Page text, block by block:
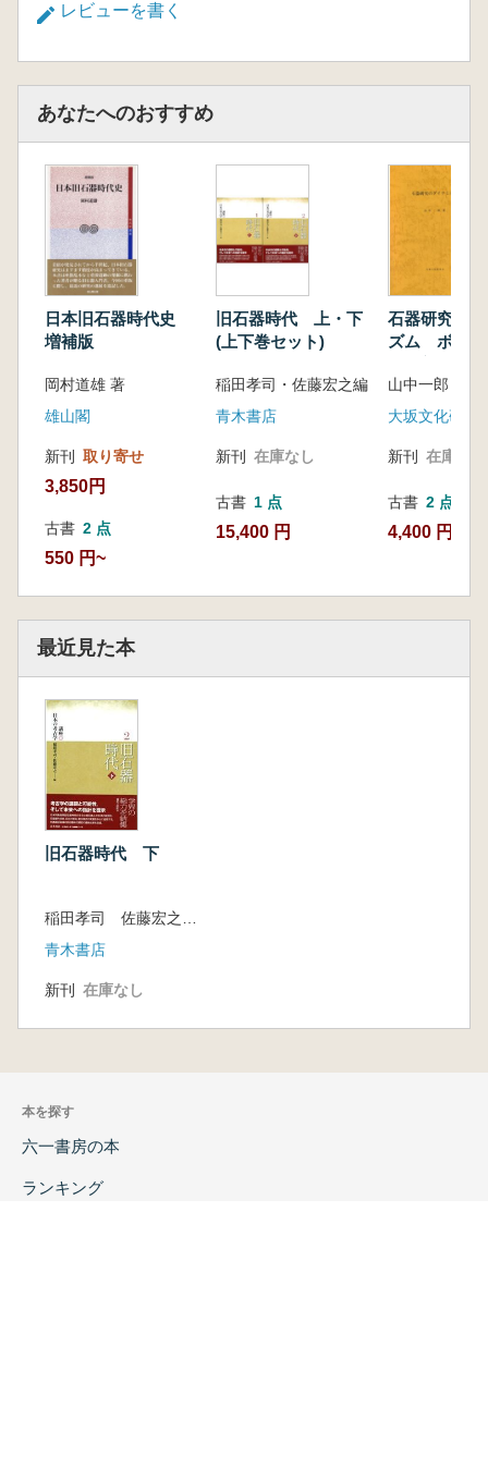
レビューを書く
あなたへのおすすめ
日本旧石器時代史
増補版
岡村道雄 著
雄山閣
新刊 取り寄せ
3,850円
古書 2 点
550 円~
旧石器時代 上・下
(上下巻セット)
稲田孝司・佐藤宏之編
青木書店
新刊 在庫なし
古書 1 点
15,400 円
石器研究の
ズム ボルド
山中一郎
大坂文化研究
新刊 在庫なし
古書 2 点
4,400 円~
最近見た本
旧石器時代 下
稲田孝司 佐藤宏之 編
青木書店
新刊 在庫なし
本を探す
六一書房の本
ランキング